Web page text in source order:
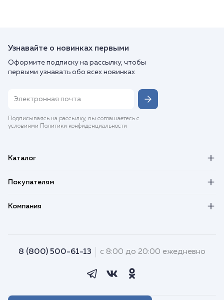
Узнавайте о новинках первыми
Оформите подписку на рассылку, чтобы
первыми узнавать обо всех новинках
Подписываясь на рассылку, вы соглашаетесь с
условиями Политики конфиденциальности
Каталог
Покупателям
Компания
8 (800) 500-61-13 с 8:00 до 20:00 ежедневно